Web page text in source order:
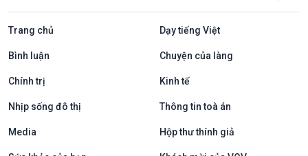
Trang chủ Dạy tiếng Việt
Bình luận Chuyện của làng
Chính trị Kinh tế
Nhịp sống đô thị Thông tin toà án
Media Hộp thư thính giả